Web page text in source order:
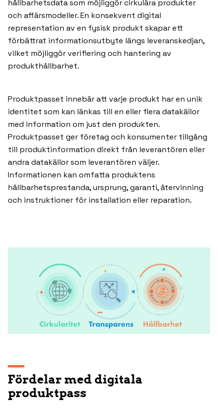
hållbarhetsdata som möjliggör cirkulära produkter
och affärsmodeller. En konsekvent digital
representation av en fysisk produkt skapar ett
förbättrat informationsutbyte längs leveranskedjan,
vilket möjliggör verifiering och hantering av
produkthållbarhet.
Produktpasset innebär att varje produkt har en unik
identitet som kan länkas till en eller flera datakällor
med information om just den produkten.
Produktpasset ger företag och konsumenter tillgång
till produktinformation direkt från leverantören eller
andra datakällor som leverantören väljer.
Informationen kan omfatta produktens
hållbarhetsprestanda, ursprung, garanti, återvinning
och instruktioner för installation eller reparation.
Fördelar med digitala
produktpass